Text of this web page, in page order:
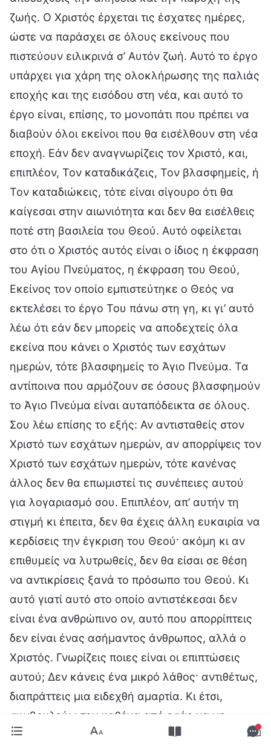
ζωής. Ο Χριστός έρχεται τις έσχατες ημέρες,
ώστε να παράσχει σε όλους εκείνους που
πιστεύουν ειλικρινά σ’ Αυτόν ζωή. Αυτό το έργο
υπάρχει για χάρη της ολοκλήρωσης της παλιάς
εποχής και της εισόδου στη νέα, και αυτό το
έργο είναι, επίσης, το μονοπάτι που πρέπει να
διαβούν όλοι εκείνοι που θα εισέλθουν στη νέα
εποχή. Εάν δεν αναγνωρίζεις τον Χριστό, και,
επιπλέον, Τον καταδικάζεις, Τον βλασφημείς, ή
Τον καταδιώκεις, τότε είναι σίγουρο ότι θα
καίγεσαι στην αιωνιότητα και δεν θα εισέλθεις
ποτέ στη βασιλεία του Θεού. Αυτό οφείλεται
στο ότι ο Χριστός αυτός είναι ο ίδιος η έκφραση
του Αγίου Πνεύματος, η έκφραση του Θεού,
Εκείνος τον οποίο εμπιστεύτηκε ο Θεός να
εκτελέσει το έργο Του πάνω στη γη, κι γι’ αυτό
λέω ότι εάν δεν μπορείς να αποδεχτείς όλα
εκείνα που κάνει ο Χριστός των εσχάτων
ημερών, τότε βλασφημείς το Άγιο Πνεύμα. Τα
αντίποινα που αρμόζουν σε όσους βλασφημούν
το Άγιο Πνεύμα είναι αυταπόδεικτα σε όλους.
Σου λέω επίσης το εξής: Αν αντισταθείς στον
Χριστό των εσχάτων ημερών, αν απορρίψεις τον
Χριστό των εσχάτων ημερών, τότε κανένας
άλλος δεν θα επωμιστεί τις συνέπειες αυτού
για λογαριασμό σου. Επιπλέον, απ’ αυτήν τη
στιγμή κι έπειτα, δεν θα έχεις άλλη ευκαιρία να
κερδίσεις την έγκριση του Θεού· ακόμη κι αν
επιθυμείς να λυτρωθείς, δεν θα είσαι σε θέση
να αντικρίσεις ξανά το πρόσωπο του Θεού. Κι
αυτό γιατί αυτό στο οποίο αντιστέκεσαι δεν
είναι ένα ανθρώπινο ον, αυτό που απορρίπτεις
δεν είναι ένας ασήμαντος άνθρωπος, αλλά ο
Χριστός. Γνωρίζεις ποιες είναι οι επιπτώσεις
αυτού; Δεν κάνεις ένα μικρό λάθος· αντιθέτως,
διαπράττεις μια ειδεχθή αμαρτία. Κι έτσι,
συμβουλεύω τον καθένα από εσάς να μη
δείχνετε τα δόντια σας και τα νύχια σας ούτε